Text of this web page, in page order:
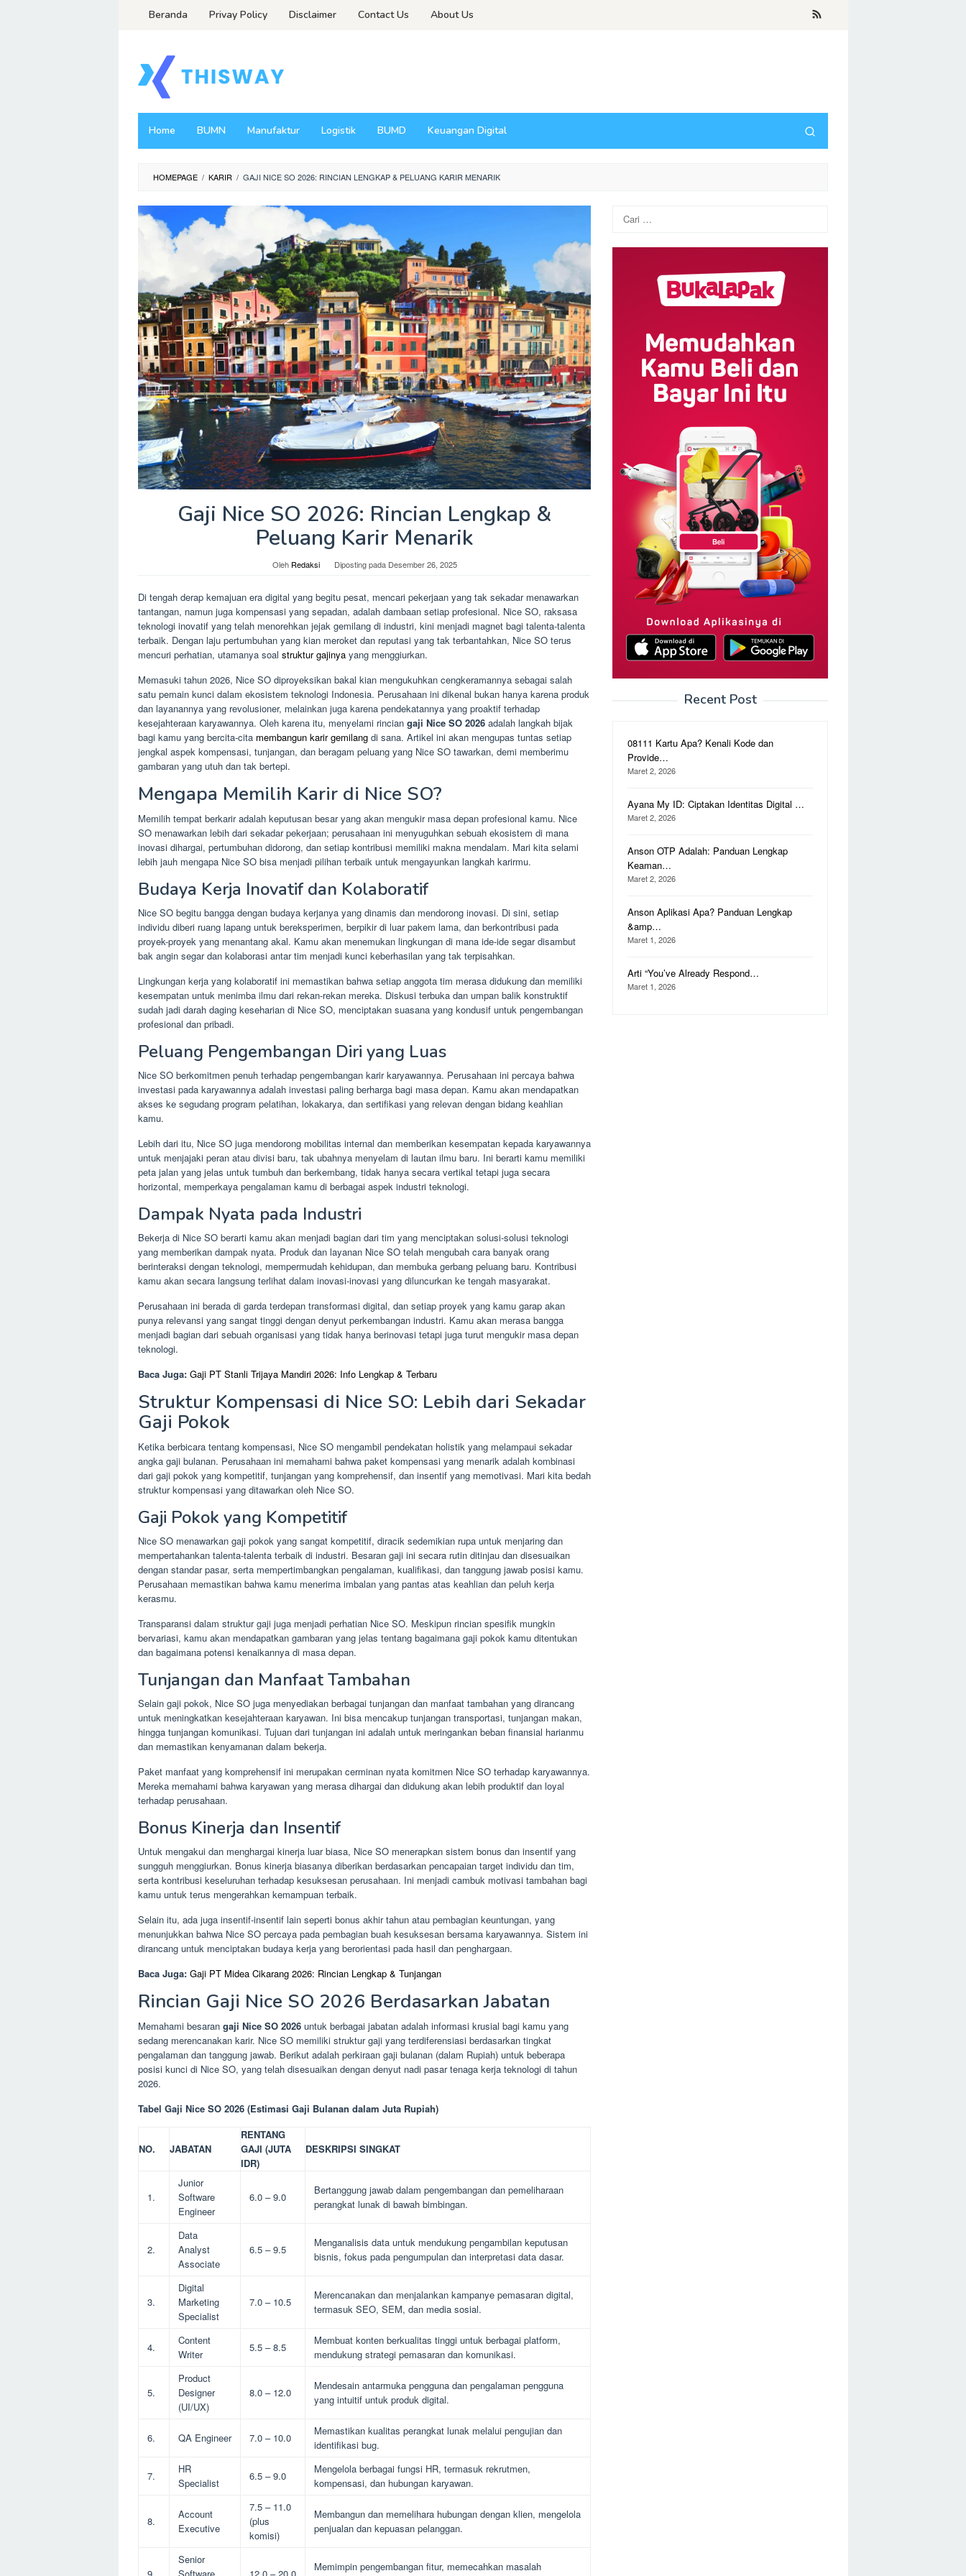
Beranda Privay Policy Disclaimer Contact Us About Us
Home BUMN Manufaktur Logistik BUMD Keuangan Digital
HOMEPAGE / KARIR / GAJI NICE SO 2026: RINCIAN LENGKAP & PELUANG KARIR MENARIK
Gaji Nice SO 2026: Rincian Lengkap &
Peluang Karir Menarik
Oleh Redaksi Diposting pada Desember 26, 2025
Di tengah derap kemajuan era digital yang begitu pesat, mencari pekerjaan yang tak sekadar menawarkan
tantangan, namun juga kompensasi yang sepadan, adalah dambaan setiap profesional. Nice SO, raksasa
teknologi inovatif yang telah menorehkan jejak gemilang di industri, kini menjadi magnet bagi talenta-talenta
terbaik. Dengan laju pertumbuhan yang kian meroket dan reputasi yang tak terbantahkan, Nice SO terus
mencuri perhatian, utamanya soal struktur gajinya yang menggiurkan.
Memasuki tahun 2026, Nice SO diproyeksikan bakal kian mengukuhkan cengkeramannya sebagai salah
satu pemain kunci dalam ekosistem teknologi Indonesia. Perusahaan ini dikenal bukan hanya karena produk
dan layanannya yang revolusioner, melainkan juga karena pendekatannya yang proaktif terhadap
kesejahteraan karyawannya. Oleh karena itu, menyelami rincian gaji Nice SO 2026 adalah langkah bijak
bagi kamu yang bercita-cita membangun karir gemilang di sana. Artikel ini akan mengupas tuntas setiap
jengkal aspek kompensasi, tunjangan, dan beragam peluang yang Nice SO tawarkan, demi memberimu
gambaran yang utuh dan tak bertepi.
Mengapa Memilih Karir di Nice SO?
Memilih tempat berkarir adalah keputusan besar yang akan mengukir masa depan profesional kamu. Nice
SO menawarkan lebih dari sekadar pekerjaan; perusahaan ini menyuguhkan sebuah ekosistem di mana
inovasi dihargai, pertumbuhan didorong, dan setiap kontribusi memiliki makna mendalam. Mari kita selami
lebih jauh mengapa Nice SO bisa menjadi pilihan terbaik untuk mengayunkan langkah karirmu.
Budaya Kerja Inovatif dan Kolaboratif
Nice SO begitu bangga dengan budaya kerjanya yang dinamis dan mendorong inovasi. Di sini, setiap
individu diberi ruang lapang untuk bereksperimen, berpikir di luar pakem lama, dan berkontribusi pada
proyek-proyek yang menantang akal. Kamu akan menemukan lingkungan di mana ide-ide segar disambut
bak angin segar dan kolaborasi antar tim menjadi kunci keberhasilan yang tak terpisahkan.
Lingkungan kerja yang kolaboratif ini memastikan bahwa setiap anggota tim merasa didukung dan memiliki
kesempatan untuk menimba ilmu dari rekan-rekan mereka. Diskusi terbuka dan umpan balik konstruktif
sudah jadi darah daging keseharian di Nice SO, menciptakan suasana yang kondusif untuk pengembangan
profesional dan pribadi.
Peluang Pengembangan Diri yang Luas
Nice SO berkomitmen penuh terhadap pengembangan karir karyawannya. Perusahaan ini percaya bahwa
investasi pada karyawannya adalah investasi paling berharga bagi masa depan. Kamu akan mendapatkan
akses ke segudang program pelatihan, lokakarya, dan sertifikasi yang relevan dengan bidang keahlian
kamu.
Lebih dari itu, Nice SO juga mendorong mobilitas internal dan memberikan kesempatan kepada karyawannya
untuk menjajaki peran atau divisi baru, tak ubahnya menyelam di lautan ilmu baru. Ini berarti kamu memiliki
peta jalan yang jelas untuk tumbuh dan berkembang, tidak hanya secara vertikal tetapi juga secara
horizontal, memperkaya pengalaman kamu di berbagai aspek industri teknologi.
Dampak Nyata pada Industri
Bekerja di Nice SO berarti kamu akan menjadi bagian dari tim yang menciptakan solusi-solusi teknologi
yang memberikan dampak nyata. Produk dan layanan Nice SO telah mengubah cara banyak orang
berinteraksi dengan teknologi, mempermudah kehidupan, dan membuka gerbang peluang baru. Kontribusi
kamu akan secara langsung terlihat dalam inovasi-inovasi yang diluncurkan ke tengah masyarakat.
Perusahaan ini berada di garda terdepan transformasi digital, dan setiap proyek yang kamu garap akan
punya relevansi yang sangat tinggi dengan denyut perkembangan industri. Kamu akan merasa bangga
menjadi bagian dari sebuah organisasi yang tidak hanya berinovasi tetapi juga turut mengukir masa depan
teknologi.
Baca Juga: Gaji PT Stanli Trijaya Mandiri 2026: Info Lengkap & Terbaru
Struktur Kompensasi di Nice SO: Lebih dari Sekadar
Gaji Pokok
Ketika berbicara tentang kompensasi, Nice SO mengambil pendekatan holistik yang melampaui sekadar
angka gaji bulanan. Perusahaan ini memahami bahwa paket kompensasi yang menarik adalah kombinasi
dari gaji pokok yang kompetitif, tunjangan yang komprehensif, dan insentif yang memotivasi. Mari kita bedah
struktur kompensasi yang ditawarkan oleh Nice SO.
Gaji Pokok yang Kompetitif
Nice SO menawarkan gaji pokok yang sangat kompetitif, diracik sedemikian rupa untuk menjaring dan
mempertahankan talenta-talenta terbaik di industri. Besaran gaji ini secara rutin ditinjau dan disesuaikan
dengan standar pasar, serta mempertimbangkan pengalaman, kualifikasi, dan tanggung jawab posisi kamu.
Perusahaan memastikan bahwa kamu menerima imbalan yang pantas atas keahlian dan peluh kerja
kerasmu.
Transparansi dalam struktur gaji juga menjadi perhatian Nice SO. Meskipun rincian spesifik mungkin
bervariasi, kamu akan mendapatkan gambaran yang jelas tentang bagaimana gaji pokok kamu ditentukan
dan bagaimana potensi kenaikannya di masa depan.
Tunjangan dan Manfaat Tambahan
Selain gaji pokok, Nice SO juga menyediakan berbagai tunjangan dan manfaat tambahan yang dirancang
untuk meningkatkan kesejahteraan karyawan. Ini bisa mencakup tunjangan transportasi, tunjangan makan,
hingga tunjangan komunikasi. Tujuan dari tunjangan ini adalah untuk meringankan beban finansial harianmu
dan memastikan kenyamanan dalam bekerja.
Paket manfaat yang komprehensif ini merupakan cerminan nyata komitmen Nice SO terhadap karyawannya.
Mereka memahami bahwa karyawan yang merasa dihargai dan didukung akan lebih produktif dan loyal
terhadap perusahaan.
Bonus Kinerja dan Insentif
Untuk mengakui dan menghargai kinerja luar biasa, Nice SO menerapkan sistem bonus dan insentif yang
sungguh menggiurkan. Bonus kinerja biasanya diberikan berdasarkan pencapaian target individu dan tim,
serta kontribusi keseluruhan terhadap kesuksesan perusahaan. Ini menjadi cambuk motivasi tambahan bagi
kamu untuk terus mengerahkan kemampuan terbaik.
Selain itu, ada juga insentif-insentif lain seperti bonus akhir tahun atau pembagian keuntungan, yang
menunjukkan bahwa Nice SO percaya pada pembagian buah kesuksesan bersama karyawannya. Sistem ini
dirancang untuk menciptakan budaya kerja yang berorientasi pada hasil dan penghargaan.
Baca Juga: Gaji PT Midea Cikarang 2026: Rincian Lengkap & Tunjangan
Rincian Gaji Nice SO 2026 Berdasarkan Jabatan
Memahami besaran gaji Nice SO 2026 untuk berbagai jabatan adalah informasi krusial bagi kamu yang
sedang merencanakan karir. Nice SO memiliki struktur gaji yang terdiferensiasi berdasarkan tingkat
pengalaman dan tanggung jawab. Berikut adalah perkiraan gaji bulanan (dalam Rupiah) untuk beberapa
posisi kunci di Nice SO, yang telah disesuaikan dengan denyut nadi pasar tenaga kerja teknologi di tahun
2026.
Tabel Gaji Nice SO 2026 (Estimasi Gaji Bulanan dalam Juta Rupiah)
NO. JABATAN
RENTANG
GAJI (JUTA
IDR)
DESKRIPSI SINGKAT
1.
Junior
Software
Engineer
6.0 – 9.0
Bertanggung jawab dalam pengembangan dan pemeliharaan
perangkat lunak di bawah bimbingan.
2.
Data
Analyst
Associate
6.5 – 9.5
Menganalisis data untuk mendukung pengambilan keputusan
bisnis, fokus pada pengumpulan dan interpretasi data dasar.
3.
Digital
Marketing
Specialist
7.0 – 10.5
Merencanakan dan menjalankan kampanye pemasaran digital,
termasuk SEO, SEM, dan media sosial.
4.
Content
Writer
5.5 – 8.5
Membuat konten berkualitas tinggi untuk berbagai platform,
mendukung strategi pemasaran dan komunikasi.
5.
Product
Designer
(UI/UX)
8.0 – 12.0
Mendesain antarmuka pengguna dan pengalaman pengguna
yang intuitif untuk produk digital.
6. QA Engineer 7.0 – 10.0
Memastikan kualitas perangkat lunak melalui pengujian dan
identifikasi bug.
7.
HR
Specialist
6.5 – 9.0
Mengelola berbagai fungsi HR, termasuk rekrutmen,
kompensasi, dan hubungan karyawan.
8.
Account
Executive
7.5 – 11.0
(plus
komisi)
Membangun dan memelihara hubungan dengan klien, mengelola
penjualan dan kepuasan pelanggan.
9.
Senior
Software
12.0 – 20.0
Memimpin pengembangan fitur, memecahkan masalah
Cari
untuk:
Recent Post
08111 Kartu Apa? Kenali Kode dan
Provide…
Maret 2, 2026
Ayana My ID: Ciptakan Identitas Digital …
Maret 2, 2026
Anson OTP Adalah: Panduan Lengkap
Keaman…
Maret 2, 2026
Anson Aplikasi Apa? Panduan Lengkap
&amp…
Maret 1, 2026
Arti “You’ve Already Respond…
Maret 1, 2026